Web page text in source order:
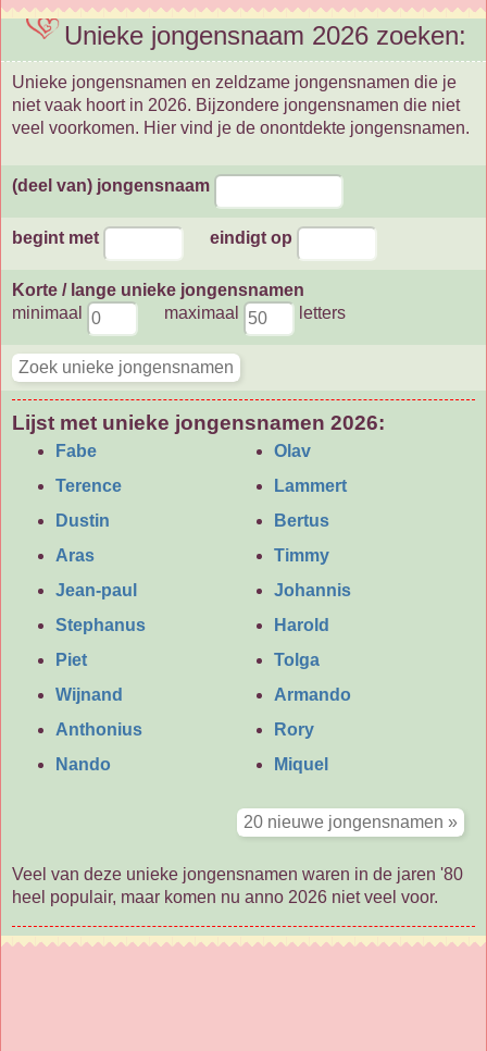
Unieke jongensnaam 2026 zoeken:
Unieke jongensnamen en zeldzame jongensnamen die je
niet vaak hoort in 2026. Bijzondere jongensnamen die niet
veel voorkomen. Hier vind je de onontdekte jongensnamen.
(deel van) jongensnaam
begint met eindigt op
Korte / lange unieke jongensnamen
minimaal
maximaal letters
Lijst met unieke jongensnamen 2026:
Fabe
Terence
Dustin
Aras
Jean-paul
Stephanus
Piet
Wijnand
Anthonius
Nando
Olav
Lammert
Bertus
Timmy
Johannis
Harold
Tolga
Armando
Rory
Miquel
Veel van deze unieke jongensnamen waren in de jaren '80
heel populair, maar komen nu anno 2026 niet veel voor.